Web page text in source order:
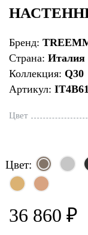
Бренд:
Страна: Италия
Коллекция: Q30
Артикул:
Цвет
Цвет:
36 860 ₽